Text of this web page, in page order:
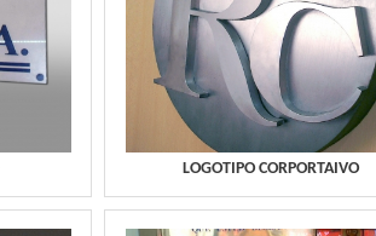
LOGOTIPO CORPORTAIVO